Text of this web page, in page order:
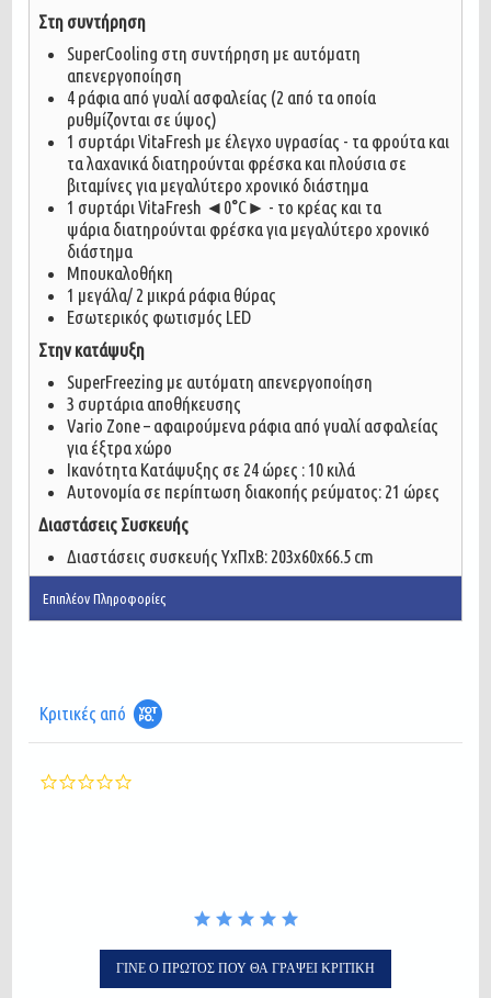
Στη συντήρηση
SuperCooling στη συντήρηση με αυτόματη
απενεργοποίηση
4 ράφια από γυαλί ασφαλείας (2 από τα οποία
ρυθμίζονται σε ύψος)
1 συρτάρι VitaFresh με έλεγχο υγρασίας - τα φρούτα και
τα λαχανικά διατηρούνται φρέσκα και πλούσια σε
βιταμίνες για μεγαλύτερο χρονικό διάστημα
1 συρτάρι VitaFresh ◄0°C► - το κρέας και τα
ψάρια διατηρούνται φρέσκα για μεγαλύτερο χρονικό
διάστημα
Μπουκαλοθήκη
1 μεγάλα/ 2 μικρά ράφια θύρας
Εσωτερικός φωτισμός LED
Στην κατάψυξη
SuperFreezing με αυτόματη απενεργοποίηση
3 συρτάρια αποθήκευσης
Vario Zone – αφαιρούμενα ράφια από γυαλί ασφαλείας
για έξτρα χώρο
Ικανότητα Κατάψυξης σε 24 ώρες : 10 κιλά
Αυτονομία σε περίπτωση διακοπής ρεύματος: 21 ώρες
Διαστάσεις Συσκευής
Διαστάσεις συσκευής ΥxΠxΒ: 203x60x66.5 cm
Επιπλέον Πληροφορίες
Κριτικές από
ΓΊΝΕ Ο ΠΡΏΤΟΣ ΠΟΥ ΘΑ ΓΡΆΨΕΙ ΚΡΙΤΙΚΉ